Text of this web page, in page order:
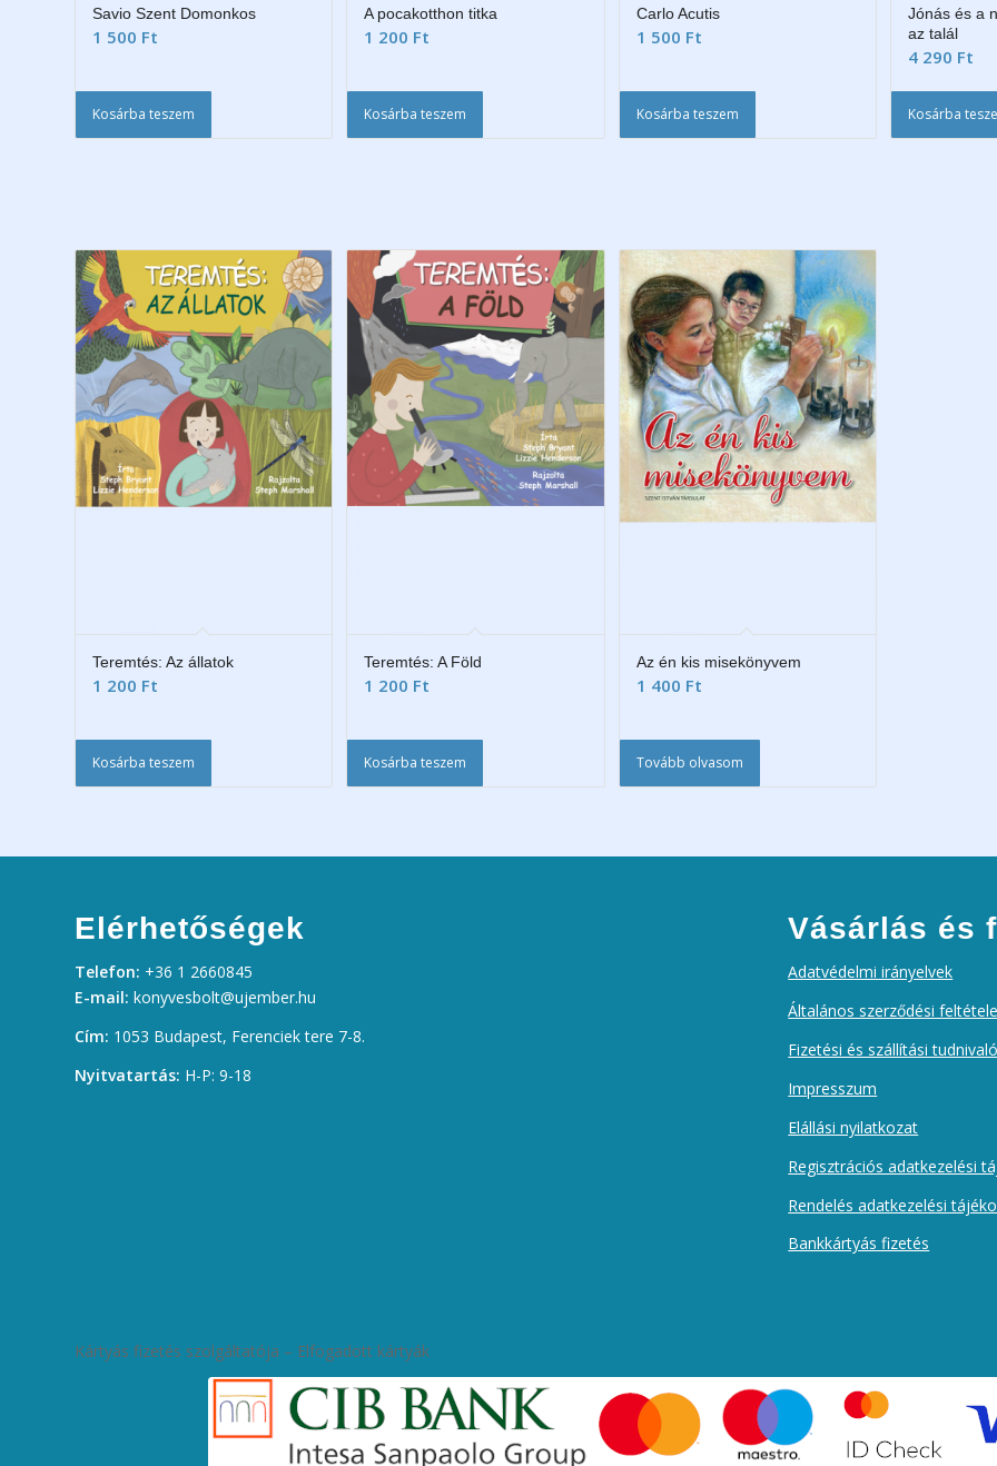
Savio Szent Domonkos
1 500 Ft
Kosárba teszem
A pocakotthon titka
1 200 Ft
Kosárba teszem
Carlo Acutis
1 500 Ft
Kosárba teszem
Jónás és a
az talál
4 290 Ft
Kosárba
Teremtés: Az állatok
1 200 Ft
Kosárba teszem
Teremtés: A Föld
1 200 Ft
Kosárba teszem
Az én kis misekönyvem
1 400 Ft
Tovább olvasom
Elérhetőségek
Telefon: +36 1 2660845
E-mail: konyvesbolt@ujember.hu
Cím: 1053 Budapest, Ferenciek tere 7-8.
Nyitvatartás: H-P: 9-18
Vásárlás és
Adatvédelmi irányelvek
Általános szerződési
Fizetési és szállítási
Impresszum
Elállási nyilatkozat
Regisztrációs adatkezelési
Rendelés adatkezelési
Bankkártyás fizetés
Kártyás fizetés szolgáltatója – Elfogadott kártyák